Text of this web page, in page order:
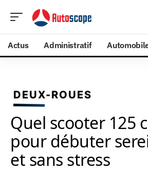
Actus Administratif
DEUX-ROUES
Quel scooter 125
pour débuter
et sans stress